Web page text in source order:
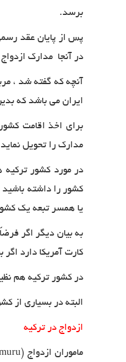
برسد.
پس از پایان عقد
در آنجا مدارک
آنچه که گفته شد ،
ایران می باشد که
برای اخذ اقامت
مدارک را تحویل
در مورد کشور ترکیه
کشور را داشته باشید
یا همسر تبعه یک
به بیان دیگر اگر
کارت آمریکا دارد
در کشور ترکیه هم
البته در بسیاری از
ازدواج در ترکیه
ماموران ازدواج